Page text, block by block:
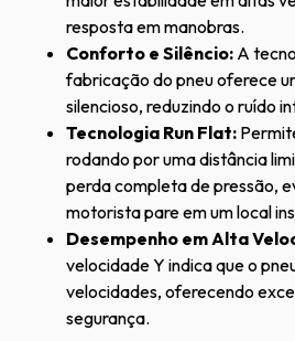
resposta em manobras.
Conforto e Silêncio: A
fabricação do pneu oferece
silencioso, reduzindo o ruído
Tecnologia Run Flat:
rodando por uma distância
perda completa de pressão,
motorista pare em um local
Desempenho em Alta
velocidade Y indica que o
velocidades, oferecendo
segurança.